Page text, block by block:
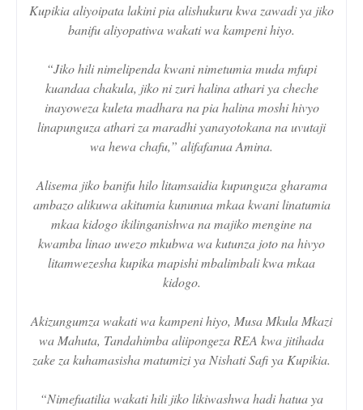
Kupikia aliyoipata lakini pia alishukuru kwa zawadi ya jiko
banifu aliyopatiwa wakati wa kampeni hiyo.
“Jiko hili nimelipenda kwani nimetumia muda mfupi
kuandaa chakula, jiko ni zuri halina athari ya cheche
inayoweza kuleta madhara na pia halina moshi hivyo
linapunguza athari za maradhi yanayotokana na uvutaji
wa hewa chafu,” alifafanua Amina.
Alisema jiko banifu hilo litamsaidia kupunguza gharama
ambazo alikuwa akitumia kununua mkaa kwani linatumia
mkaa kidogo ikilinganishwa na majiko mengine na
kwamba linao uwezo mkubwa wa kutunza joto na hivyo
litamwezesha kupika mapishi mbalimbali kwa mkaa
kidogo.
Akizungumza wakati wa kampeni hiyo, Musa Mkula Mkazi
wa Mahuta, Tandahimba aliipongeza REA kwa jitihada
zake za kuhamasisha matumizi ya Nishati Safi ya Kupikia.
“Nimefuatilia wakati hili jiko likiwashwa hadi hatua ya